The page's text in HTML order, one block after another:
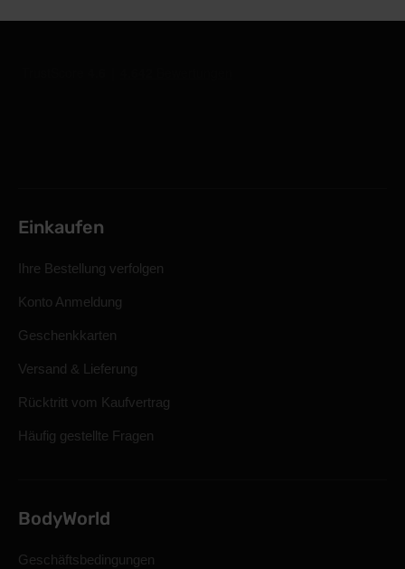
Einkaufen
Ihre Bestellung verfolgen
Konto Anmeldung
Geschenkkarten
Versand & Lieferung
Rücktritt vom Kaufvertrag
Häufig gestellte Fragen
BodyWorld
Geschäftsbedingungen